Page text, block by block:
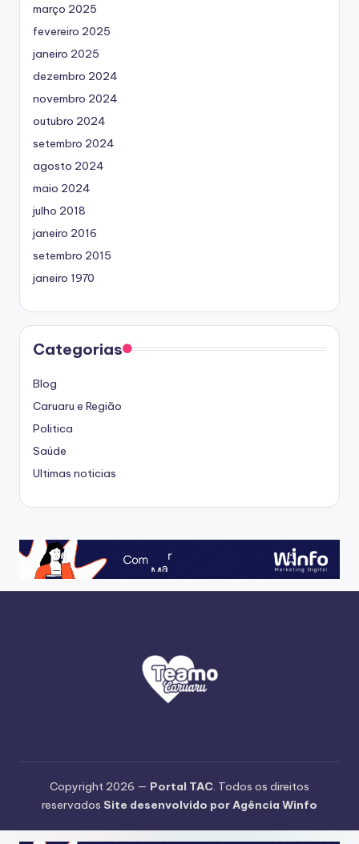
março 2025
fevereiro 2025
janeiro 2025
dezembro 2024
novembro 2024
outubro 2024
setembro 2024
agosto 2024
maio 2024
julho 2018
janeiro 2016
setembro 2015
janeiro 1970
Categorias
Blog
Caruaru e Região
Politica
Saúde
Ultimas noticias
Copyright 2026 — Portal TAC. Todos os direitos
reservados Site desenvolvido por Agência Winfo